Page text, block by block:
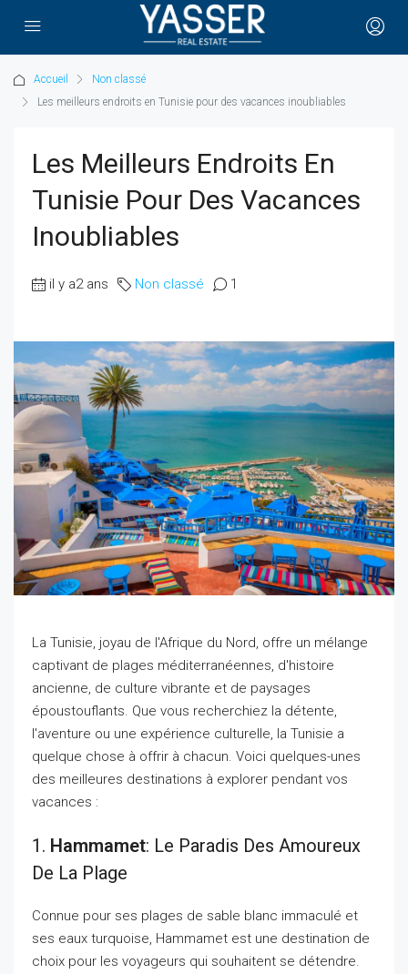
Accueil
Non classé
Les meilleurs endroits en Tunisie pour des vacances inoubliables
Les Meilleurs Endroits En
Tunisie Pour Des Vacances
Inoubliables
il y a2 ans Non classé 1
La Tunisie, joyau de l'Afrique du Nord, offre un mélange
captivant de plages méditerranéennes, d'histoire
ancienne, de culture vibrante et de paysages
époustouflants. Que vous recherchiez la détente,
l'aventure ou une expérience culturelle, la Tunisie a
quelque chose à offrir à chacun. Voici quelques-unes
des meilleures destinations à explorer pendant vos
vacances :
1. Hammamet: Le Paradis Des Amoureux
De La Plage
Connue pour ses plages de sable blanc immaculé et
ses eaux turquoise, Hammamet est une destination de
choix pour les voyageurs qui souhaitent se détendre.